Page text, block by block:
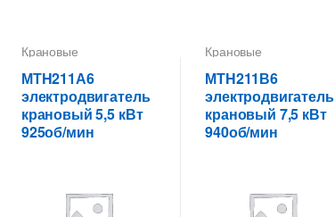
Крановые
МТH211А6
электродвигатель
крановый 5,5 кВт
925об/мин
Крановые
МТH211В6
электродвигатель
крановый 7,5 кВт
940об/мин